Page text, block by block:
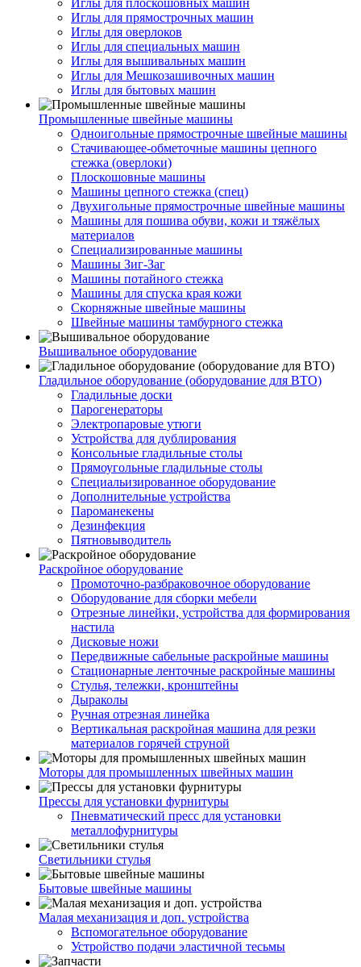
Иглы для прямострочных машин
Иглы для оверлоков
Иглы для специальных машин
Иглы для вышивальных машин
Иглы для Мешкозашивочных машин
Иглы для бытовых машин
Промышленные швейные машины
Одноигольные прямострочные швейные машины
Стачивающее-обметочные машины цепного
стежка (оверлоки)
Плоскошовные машины
Машины цепного стежка (спец)
Двухигольные прямострочные швейные машины
Машины для пошива обуви, кожи и тяжёлых
материалов
Специализированные машины
Машины Зиг-Заг
Машины потайного стежка
Машины для спуска края кожи
Скорняжные швейные машины
Швейные машины тамбурного стежка
Вышивальное оборудование
Гладильное оборудование (оборудование для ВТО)
Гладильные доски
Парогенераторы
Электропаровые утюги
Устройства для дублирования
Консольные гладильные столы
Прямоугольные гладильные столы
Специальизированное оборудование
Дополнительные устройства
Пароманекены
Дезинфекция
Пятновыводитель
Раскройное оборудование
Промоточно-разбраковочное оборудование
Оборудование для сборки мебели
Отрезные линейки, устройства для формирования
настила
Дисковые ножи
Передвижные сабельные раскройные машины
Стационарные ленточные раскройные машины
Стулья, тележки, кронштейны
Дыраколы
Ручная отрезная линейка
Вертикальная раскройная машина для резки
материалов горячей струной
Моторы для промышленных швейных машин
Прессы для установки фурнитуры
Пневматический пресс для установки
металлофурнитуры
Светильники стулья
Бытовые швейные машины
Малая механизация и доп. устройства
Вспомогательное оборудование
Устройство подачи эластичной тесьмы